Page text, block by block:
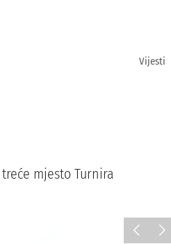
Vijesti
mjesto Turnira